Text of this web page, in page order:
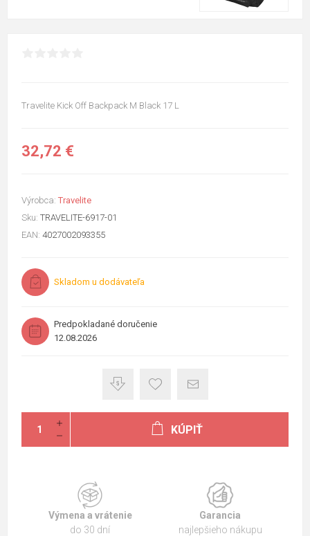
Travelite Kick Off Backpack M Black 17 L
32,72 €
Výrobca: Travelite
Sku: TRAVELITE-6917-01
EAN: 4027002093355
Skladom u dodávateľa
Predpokladané doručenie
12.08.2026
KÚPIŤ
Výmena a vrátenie
do 30 dní
Garancia
najlepšieho nákupu